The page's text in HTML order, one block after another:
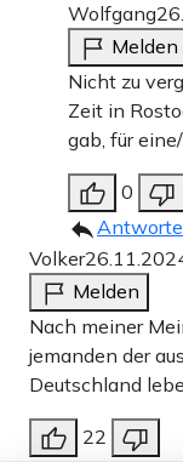
Wolfgang
Melden
Nicht zu
Zeit in
gab, für
0
Volker
Melden
Nach meiner
jemanden der
Deutschland
22